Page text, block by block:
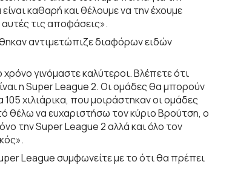
καθαρή και θέλουμε να την έχουμε
τις αποφάσεις».
αντιμετώπιζε διαφόρων ειδών
γινόμαστε καλύτεροι. Βλέπετε ότι
η Super League 2. Οι ομάδες θα μπορούν
χιλιάρικα, που μοιράστηκαν οι ομάδες
να ευχαριστήσω τον κύριο Βρούτση, ο
την Super League 2 αλλά και όλο τον
League συμφωνείτε με το ότι θα πρέπει